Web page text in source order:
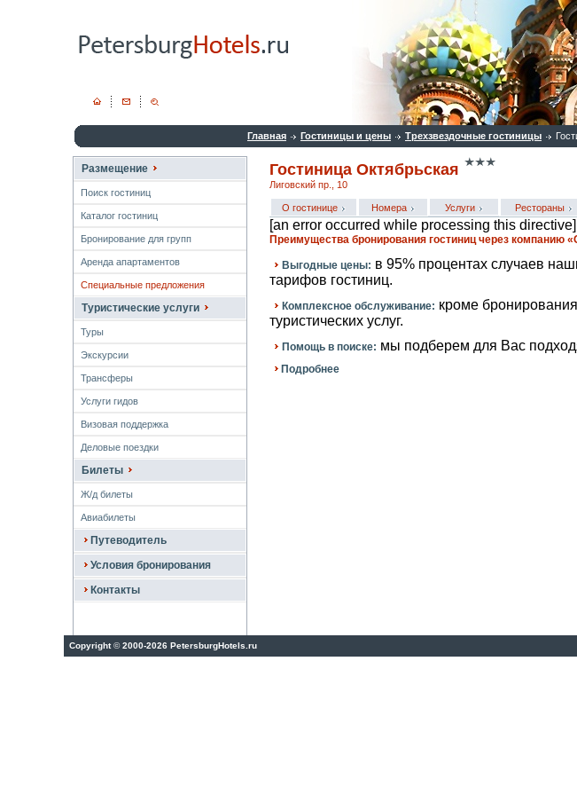
Главная Гостиницы и цены Трехзвездочные гостиницы
Размещение
Поиск гостиниц
Каталог гостиниц
Бронирование для групп
Аренда апартаментов
Специальные предложения
Туристические услуги
Туры
Экскурсии
Трансферы
Услуги гидов
Визовая поддержка
Деловые поездки
Билеты
Ж/д билеты
Авиабилеты
Путеводитель
Условия бронирования
Контакты
Гостиница Октябрьская
Лиговский пр., 10
О гостинице Номера Услуги Рестораны
[an error occurred while processing this directive]
Преимущества бронирования гостиниц через компанию
Выгодные цены: в 95% процентах случаев
тарифов гостиниц.
Комплексное обслуживание: кроме
туристических услуг.
Помощь в поиске: мы подберем для Вас
Подробнее
Copyright©2000-2026 PetersburgHotels.ru